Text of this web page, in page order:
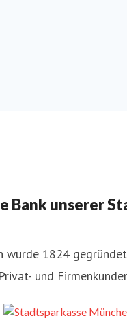
Bank unserer
wurde 1824
und